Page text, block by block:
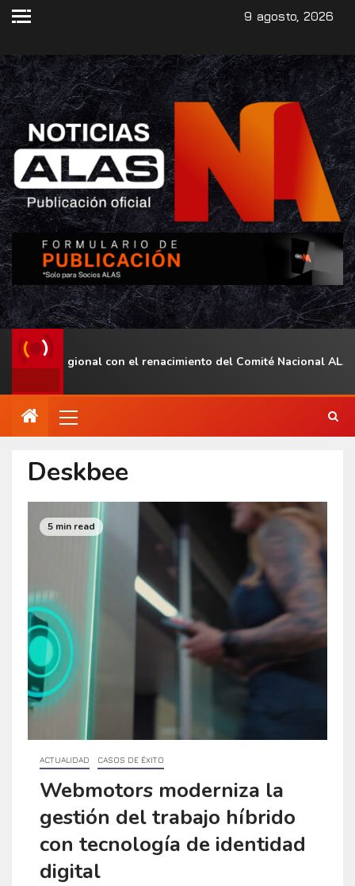
9 agosto, 2026
regional con el renacimiento del Comité Nacional ALAS
Deskbee
5 min read
ACTUALIDAD CASOS DE ÉXITO
Webmotors moderniza la
gestión del trabajo híbrido
con tecnología de identidad
digital